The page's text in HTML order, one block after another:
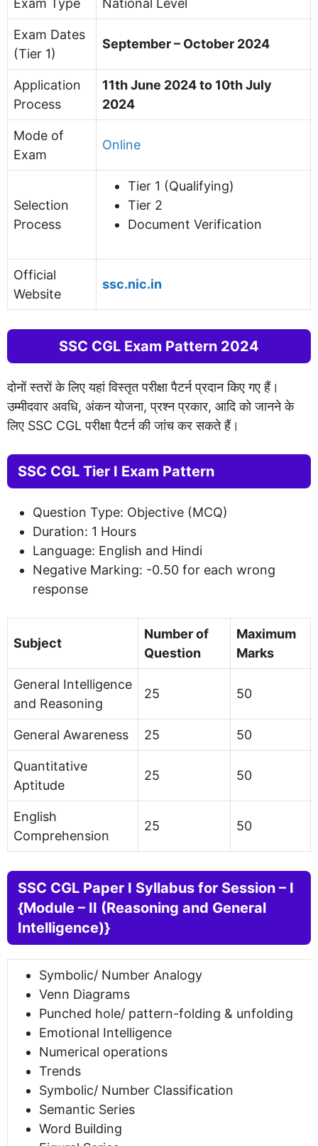
Exam Dates
(Tier 1)
September – October 2024
Application
Process
11th June 2024 to 10th July
2024
Mode of
Exam
Online
Selection
Process
Tier 1 (Qualifying)
Tier 2
Document Verification
Official
Website
ssc.nic.in
SSC CGL Exam Pattern 2024
दोनों स्तरों के लिए यहां विस्तृत परीक्षा पैटर्न प्रदान किए गए हैं।
उम्मीदवार अवधि, अंकन योजना, प्रश्न प्रकार, आदि को जानने के
लिए SSC CGL परीक्षा पैटर्न की जांच कर सकते हैं।
SSC CGL Tier I Exam Pattern
Question Type: Objective (MCQ)
Duration: 1 Hours
Language: English and Hindi
Negative Marking: -0.50 for each wrong
response
Subject
Number of
Question
Maximum
Marks
General Intelligence
and Reasoning
25 50
General Awareness 25 50
Quantitative
Aptitude
25 50
English
Comprehension
25 50
SSC CGL Paper I Syllabus for Session – I
{Module – II (Reasoning and General
Intelligence)}
Symbolic/ Number Analogy
Venn Diagrams
Punched hole/ pattern-folding & unfolding
Emotional Intelligence
Numerical operations
Trends
Symbolic/ Number Classification
Semantic Series
Word Building